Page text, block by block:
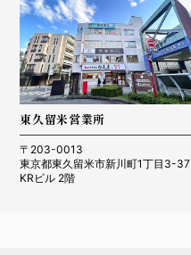
東久留米営業所
〒203-0013
東京都東久留米市新川町1丁目3-37
KRビル 2階